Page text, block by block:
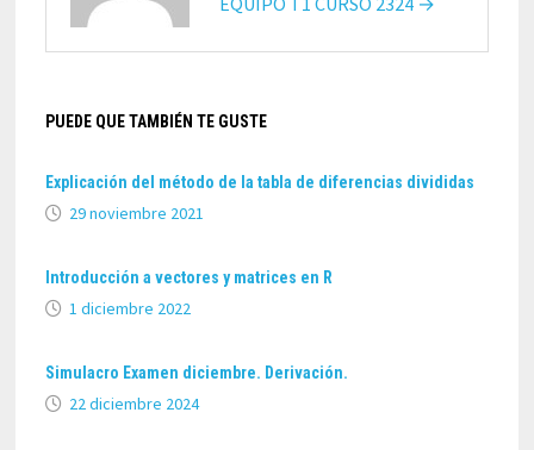
PUEDE QUE TAMBIÉN TE GUSTE
Explicación del método de la tabla de diferencias divididas
29 noviembre 2021
Introducción a vectores y matrices en R
1 diciembre 2022
Simulacro Examen diciembre. Derivación.
22 diciembre 2024